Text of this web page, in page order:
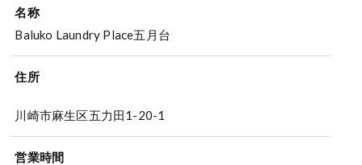
名称
Baluko Laundry Place五月台
住所
川崎市麻生区五力田1-20-1
営業時間